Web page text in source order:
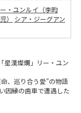
・ユンルイ（李昀
）
シア・ジーグアン
星漢燦爛」リー・ユン
、巡り合う愛”の物語
因縁の歯車で遭遇した